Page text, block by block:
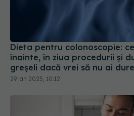
Dieta pentru colonoscopie:
înainte, în ziua procedurii și
greșeli dacă vrei să nu ai
29 ian 2025, 10:12